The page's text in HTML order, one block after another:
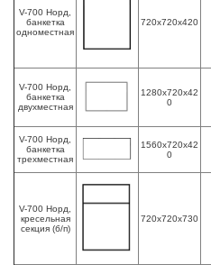
V-700 Норд,
банкетка
одноместная
720х720х420
V-700 Норд,
банкетка
двухместная
1280х720х42
0
V-700 Норд,
банкетка
трехместная
1560х720х42
0
V-700 Норд,
кресельная
секция (б/п)
720х720х730